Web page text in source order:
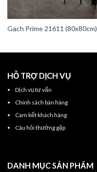
Gạch Prime 21611 (80x80cm)
HỖ TRỢ DỊCH VỤ
Dịch vụ tư vấn
Chính sách bán hàng
Cam kết khách hàng
Câu hỏi thường gặp
DANH MỤC SẢN PHẨM